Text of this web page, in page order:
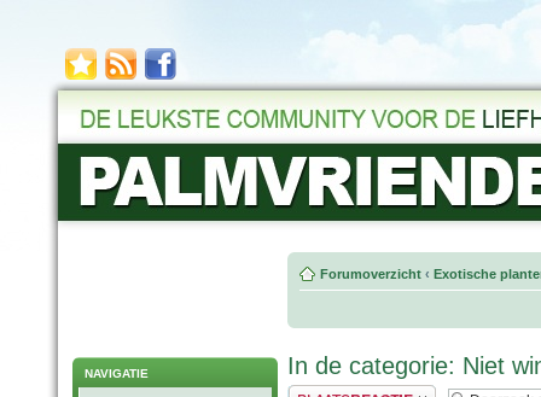
NAVIGATIE
Forumoverzicht ‹ Exotische
In de categorie: Niet
Plaats een reactie